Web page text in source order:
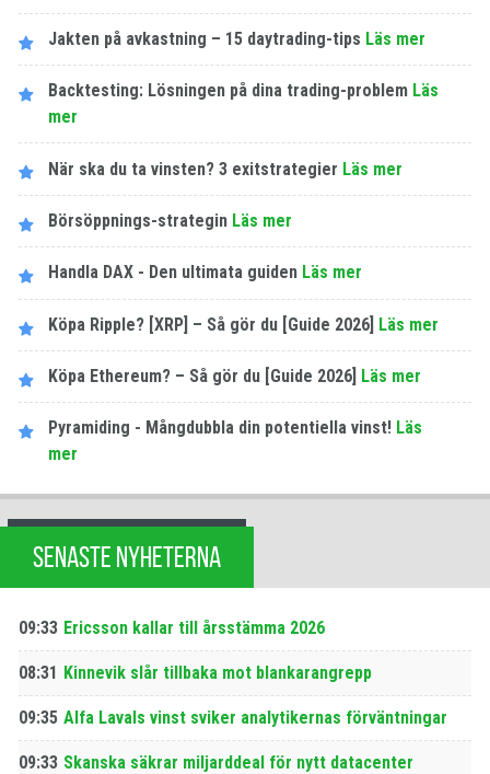
Jakten på avkastning – 15 daytrading-tips Läs mer
Backtesting: Lösningen på dina trading-problem Läs
mer
När ska du ta vinsten? 3 exitstrategier Läs mer
Börsöppnings-strategin Läs mer
Handla DAX - Den ultimata guiden Läs mer
Köpa Ripple? [XRP] – Så gör du [Guide 2026] Läs mer
Köpa Ethereum? – Så gör du [Guide 2026] Läs mer
Pyramiding - Mångdubbla din potentiella vinst! Läs
mer
SENASTE NYHETERNA
09:33 Ericsson kallar till årsstämma 2026
08:31 Kinnevik slår tillbaka mot blankarangrepp
09:35 Alfa Lavals vinst sviker analytikernas förväntningar
09:33 Skanska säkrar miljarddeal för nytt datacenter